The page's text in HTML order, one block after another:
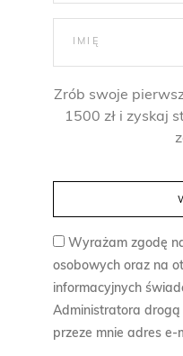
5
ł
6
,
9
Zrób swoje
1500 zł i zyskaj
Wyrażam zgodę
osobowych oraz na
informacyjnych
Administratora
przeze mnie adres e-